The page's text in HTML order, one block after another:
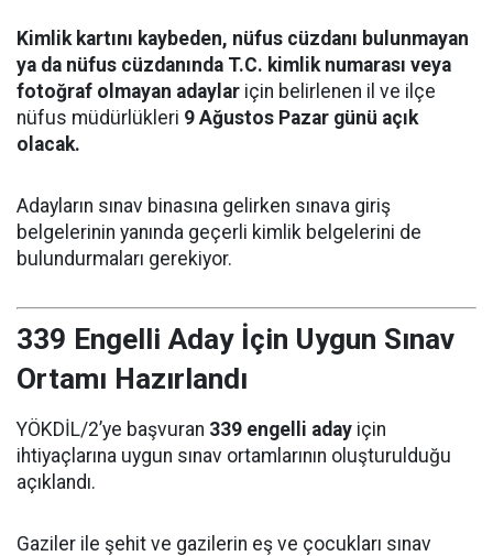
Kimlik kartını kaybeden, nüfus cüzdanı bulunmayan
ya da nüfus cüzdanında T.C. kimlik numarası veya
fotoğraf olmayan adaylar için belirlenen il ve ilçe
nüfus müdürlükleri 9 Ağustos Pazar günü açık
olacak.
Adayların sınav binasına gelirken sınava giriş
belgelerinin yanında geçerli kimlik belgelerini de
bulundurmaları gerekiyor.
339 Engelli Aday İçin Uygun Sınav
Ortamı Hazırlandı
YÖKDİL/2’ye başvuran 339 engelli aday için
ihtiyaçlarına uygun sınav ortamlarının oluşturulduğu
açıklandı.
Gaziler ile şehit ve gazilerin eş ve çocukları sınav